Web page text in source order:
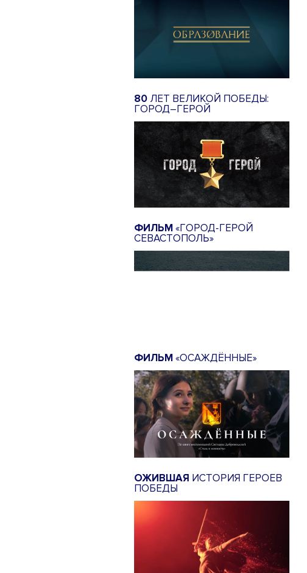
80 ЛЕТ ВЕЛИКОЙ ПОБЕДЫ:
ГОРОД–ГЕРОЙ
ФИЛЬМ«ГОРОД-ГЕРОЙ
СЕВАСТОПОЛЬ»
ФИЛЬМ«ОСАЖДЁННЫЕ»
ОЖИВШАЯ ИСТОРИЯ ГЕРОЕВ
ПОБЕДЫ